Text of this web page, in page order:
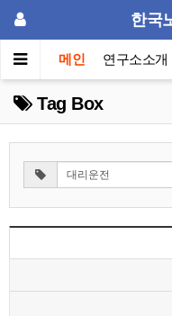
한국
메인 연구소소개
Tag Box